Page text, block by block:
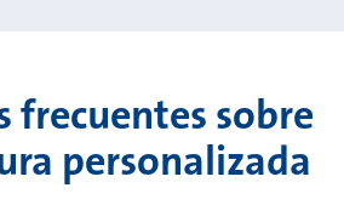
frecuentes sobre
personalizada